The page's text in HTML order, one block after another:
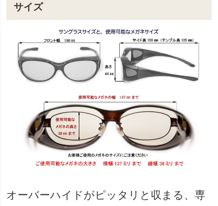
サイズ
オーバーハイドがピッタリと収まる、専